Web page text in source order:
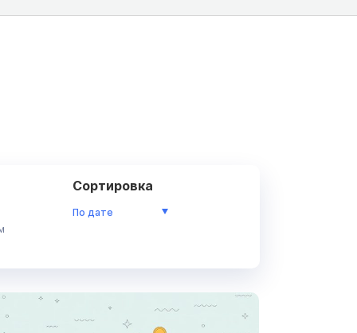
Сортировка
По дате